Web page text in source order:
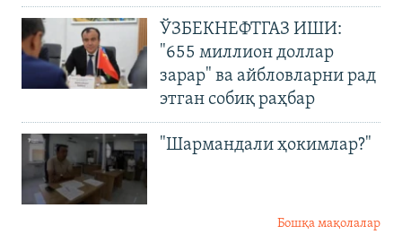
ЎЗБЕКНЕФТГАЗ ИШИ:
"655 миллион доллар
зарар" ва айбловларни рад
этган собиқ раҳбар
"Шармандали ҳокимлар?"
Бошқа мақолалар